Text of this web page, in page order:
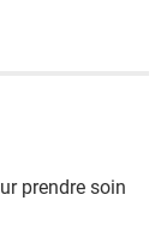
prendre soin